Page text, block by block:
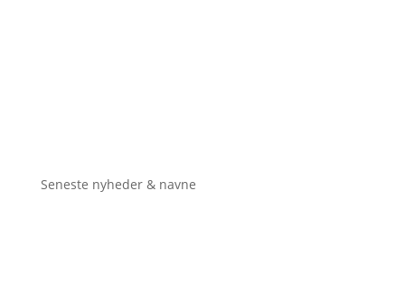
Seneste nyheder & navne